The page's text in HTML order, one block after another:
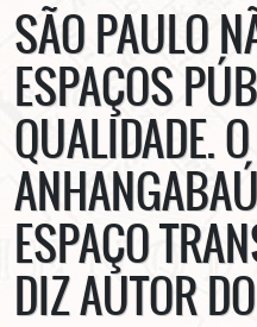
SÃO PAULO
ESPAÇOS
QUALIDADE.
ESPAÇO
DIZ AUTOR